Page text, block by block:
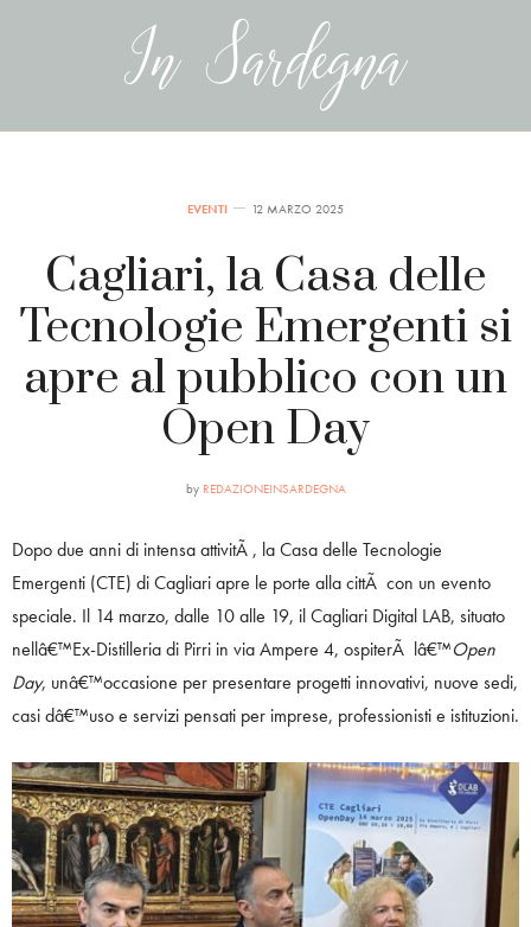
EVENTI 12 MARZO 2025
Cagliari, la Casa delle
Tecnologie Emergenti si
apre al pubblico con un
Open Day
by REDAZIONEINSARDEGNA
Dopo due anni di intensa attivitÃ , la Casa delle Tecnologie
Emergenti (CTE) di Cagliari apre le porte alla cittÃ con un evento
speciale. Il 14 marzo, dalle 10 alle 19, il Cagliari Digital LAB, situato
nellâ€™Ex-Distilleria di Pirri in via Ampere 4, ospiterÃ lâ€™Open
Day, unâ€™occasione per presentare progetti innovativi, nuove sedi,
casi dâ€™uso e servizi pensati per imprese, professionisti e istituzioni.